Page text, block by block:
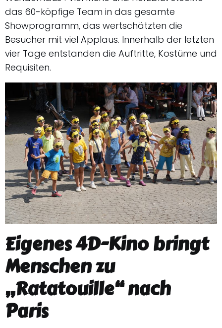
das 60-köpfige Team in das gesamte
Showprogramm, das wertschätzten die
Besucher mit viel Applaus. Innerhalb der letzten
vier Tage entstanden die Auftritte, Kostüme und
Requisiten.
Eigenes 4D-Kino bringt
Menschen zu
„Ratatouille“ nach
Paris